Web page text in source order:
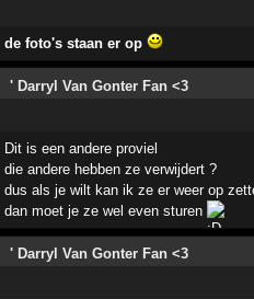
de foto's staan er op
' Darryl Van Gonter Fan <3
Dit is een andere proviel
die andere hebben ze verwijdert ?
dus als je wilt kan ik ze er weer op
dan moet je ze wel even sturen
' Darryl Van Gonter Fan <3